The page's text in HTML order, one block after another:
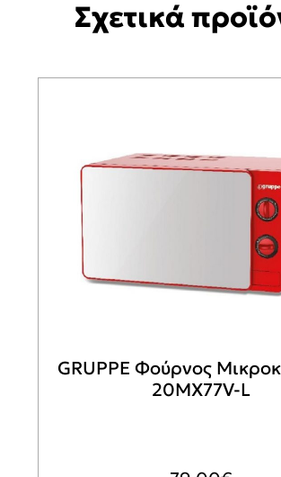
Σχετικά
GRUPPE Φούρνος
20MX77V-L